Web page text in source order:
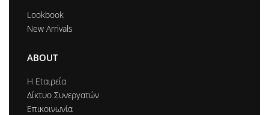
Lookbook
New Arrivals
ABOUT
Η Εtαιρεία
Δίκτυο Συνεργατών
Επικοινωνία